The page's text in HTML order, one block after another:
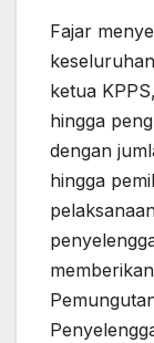
Fajar
ketua
hingga
dengan
hingga